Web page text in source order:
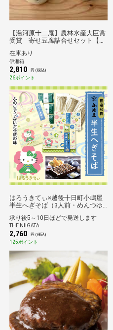
【湯河原十二庵】農林水産大臣賞
受賞 寄せ豆腐詰合せセット【伊
在庫あり
伊湘箱
2,810 円 (税込)
26ポイント
はろうきてぃ×越後十日町小嶋屋
半生へぎそば（3人前・めんつゆ
承り後5～10日ほどで発送します
THE NIIGATA
2,760 円 (税込)
125ポイント